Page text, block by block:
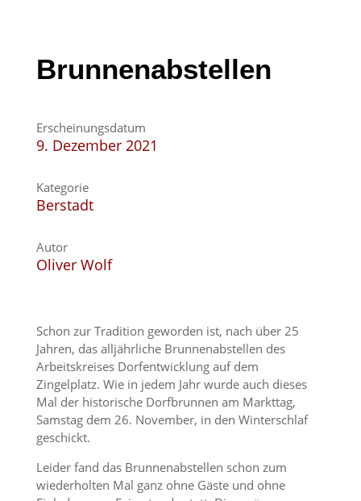
Brunnenabstellen
Erscheinungsdatum
9. Dezember 2021
Kategorie
Berstadt
Autor
Oliver Wolf
Schon zur Tradition geworden ist, nach über 25
Jahren, das alljährliche Brunnenabstellen des
Arbeitskreises Dorfentwicklung auf dem
Zingelplatz. Wie in jedem Jahr wurde auch dieses
Mal der historische Dorfbrunnen am Markttag,
Samstag dem 26. November, in den Winterschlaf
geschickt.
Leider fand das Brunnenabstellen schon zum
wiederholten Mal ganz ohne Gäste und ohne